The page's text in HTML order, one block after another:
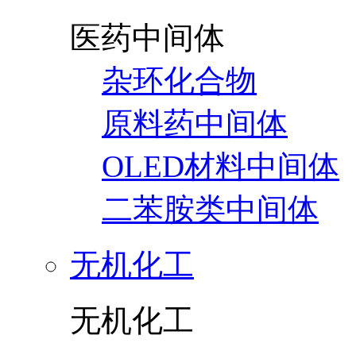
医药中间体
杂环化合物
原料药中间体
OLED材料中间体
二苯胺类中间体
无机化工
无机化工